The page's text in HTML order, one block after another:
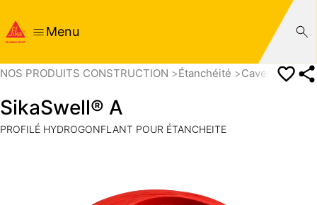
Menu
NOS PRODUITS CONSTRUCTION Étanchéité Caves, sous
SikaSwell® A
PROFILÉ HYDROGONFLANT POUR ÉTANCHEITE